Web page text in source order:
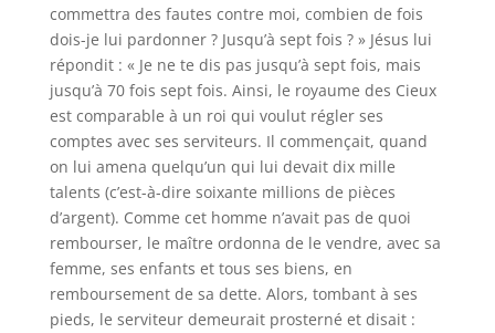
commettra des fautes contre moi, combien de fois
dois-je lui pardonner ? Jusqu’à sept fois ? » Jésus lui
répondit : « Je ne te dis pas jusqu’à sept fois, mais
jusqu’à 70 fois sept fois. Ainsi, le royaume des Cieux
est comparable à un roi qui voulut régler ses
comptes avec ses serviteurs. Il commençait, quand
on lui amena quelqu’un qui lui devait dix mille
talents (c’est-à-dire soixante millions de pièces
d’argent). Comme cet homme n’avait pas de quoi
rembourser, le maître ordonna de le vendre, avec sa
femme, ses enfants et tous ses biens, en
remboursement de sa dette. Alors, tombant à ses
pieds, le serviteur demeurait prosterné et disait :